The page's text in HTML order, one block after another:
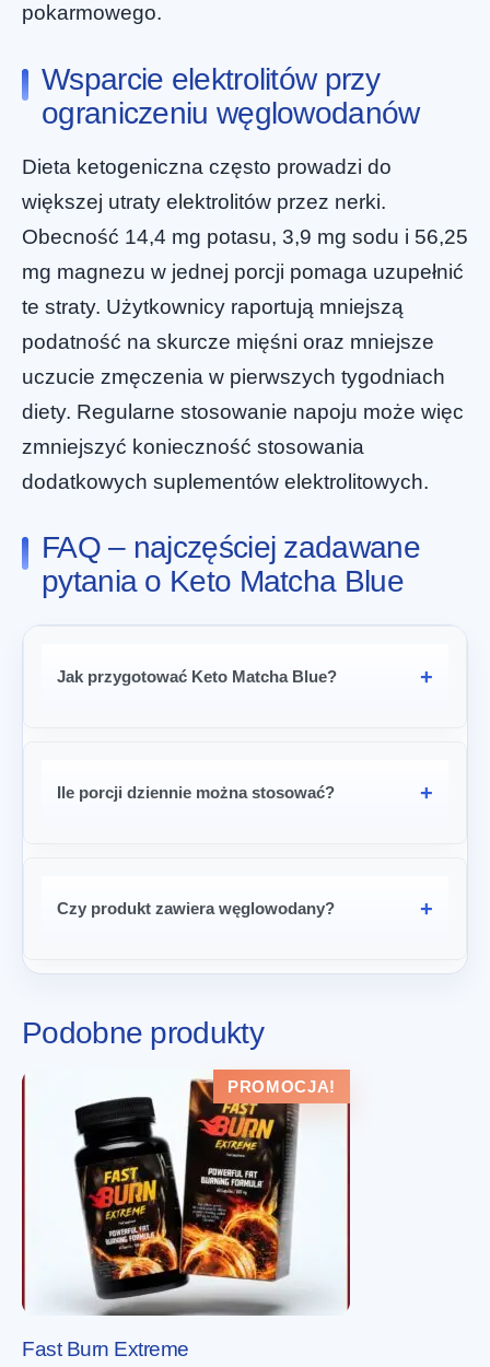
pokarmowego.
Wsparcie elektrolitów przy
ograniczeniu węglowodanów
Dieta ketogeniczna często prowadzi do
większej utraty elektrolitów przez nerki.
Obecność 14,4 mg potasu, 3,9 mg sodu i 56,25
mg magnezu w jednej porcji pomaga uzupełnić
te straty. Użytkownicy raportują mniejszą
podatność na skurcze mięśni oraz mniejsze
uczucie zmęczenia w pierwszych tygodniach
diety. Regularne stosowanie napoju może więc
zmniejszyć konieczność stosowania
dodatkowych suplementów elektrolitowych.
FAQ – najczęściej zadawane
pytania o Keto Matcha Blue
Jak przygotować Keto Matcha Blue?
Ile porcji dziennie można stosować?
Czy produkt zawiera węglowodany?
Podobne produkty
PROMOCJA!
Fast Burn Extreme